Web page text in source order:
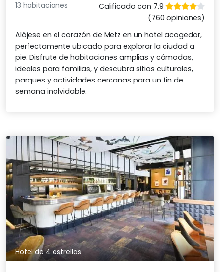
13 habitaciones
Calificado con 7.9
(760 opiniones)
Alójese en el corazón de Metz en un hotel acogedor,
perfectamente ubicado para explorar la ciudad a
pie. Disfrute de habitaciones amplias y cómodas,
ideales para familias, y descubra sitios culturales,
parques y actividades cercanas para un fin de
semana inolvidable.
Hotel de 4 estrellas